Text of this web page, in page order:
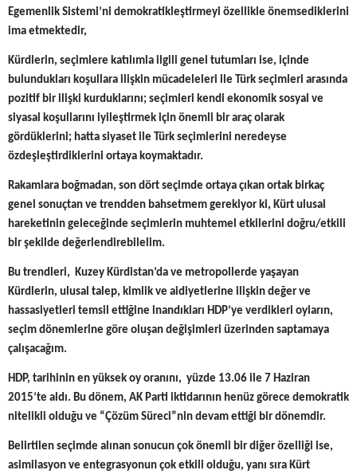
Egemenlik Sistemi’ni demokratikleştirmeyi özellikle önemsediklerini
ima etmektedir,
Kürdlerin, seçimlere katılımla ilgili genel tutumları ise, içinde
bulundukları koşullara ilişkin mücadeleleri ile Türk seçimleri arasında
pozitif bir ilişki kurduklarını; seçimleri kendi ekonomik sosyal ve
siyasal koşullarını iyileştirmek için önemli bir araç olarak
gördüklerini; hatta siyaset ile Türk seçimlerini neredeyse
özdeşleştirdiklerini ortaya koymaktadır.
Rakamlara boğmadan, son dört seçimde ortaya çıkan ortak birkaç
genel sonuçtan ve trendden bahsetmem gerekiyor ki, Kürt ulusal
hareketinin geleceğinde seçimlerin muhtemel etkilerini doğru/etkili
bir şekilde değerlendirebilelim.
Bu trendleri, Kuzey Kürdistan’da ve metropollerde yaşayan
Kürdlerin, ulusal talep, kimlik ve aidiyetlerine ilişkin değer ve
hassasiyetleri temsil ettiğine inandıkları HDP’ye verdikleri oyların,
seçim dönemlerine göre oluşan değişimleri üzerinden saptamaya
çalışacağım.
HDP, tarihinin en yüksek oy oranını, yüzde 13.06 ile 7 Haziran
2015’te aldı. Bu dönem, AK Parti iktidarının henüz görece demokratik
nitelikli olduğu ve “Çözüm Süreci”nin devam ettiği bir dönemdir.
Belirtilen seçimde alınan sonucun çok önemli bir diğer özelliği ise,
asimilasyon ve entegrasyonun çok etkili olduğu, yanı sıra Kürt